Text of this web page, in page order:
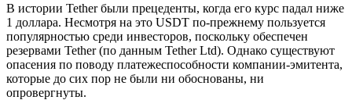
В истории Tether были прецеденты, когда его курс падал ниже
1 доллара. Несмотря на это USDT по-прежнему пользуется
популярностью среди инвесторов, поскольку обеспечен
резервами Tether (по данным Tether Ltd). Однако существуют
опасения по поводу платежеспособности компании-эмитента,
которые до сих пор не были ни обоснованы, ни
опровергнуты.